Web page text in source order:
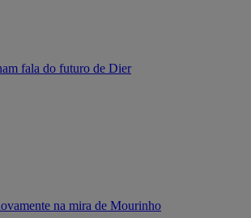
fala do futuro de Dier
na mira de Mourinho